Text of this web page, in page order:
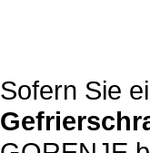
Sofern Sie